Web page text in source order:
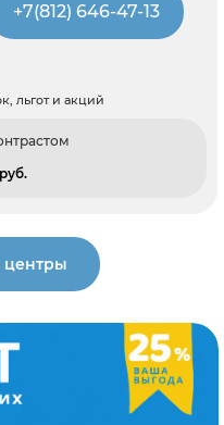
+7(812) 646-47-13
льгот и акций
центры